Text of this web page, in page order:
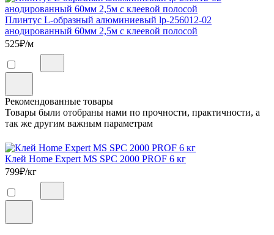
Плинтус L-образный алюминиевый lp-256012-02
анодированный 60мм 2,5м с клеевой полосой
525₽/м
Рекомендованные товары
Товары были отобраны нами по прочности, практичности, а
так же другим важным параметрам
Клей Home Expert MS SPC 2000 PROF 6 кг
799₽/кг